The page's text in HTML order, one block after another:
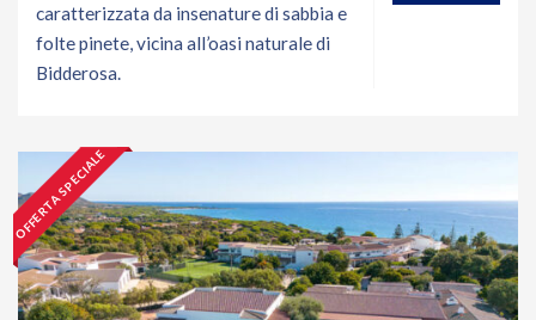
caratterizzata da insenature di sabbia e
folte pinete, vicina all’oasi naturale di
Bidderosa.
OFFERTA SPECIALE